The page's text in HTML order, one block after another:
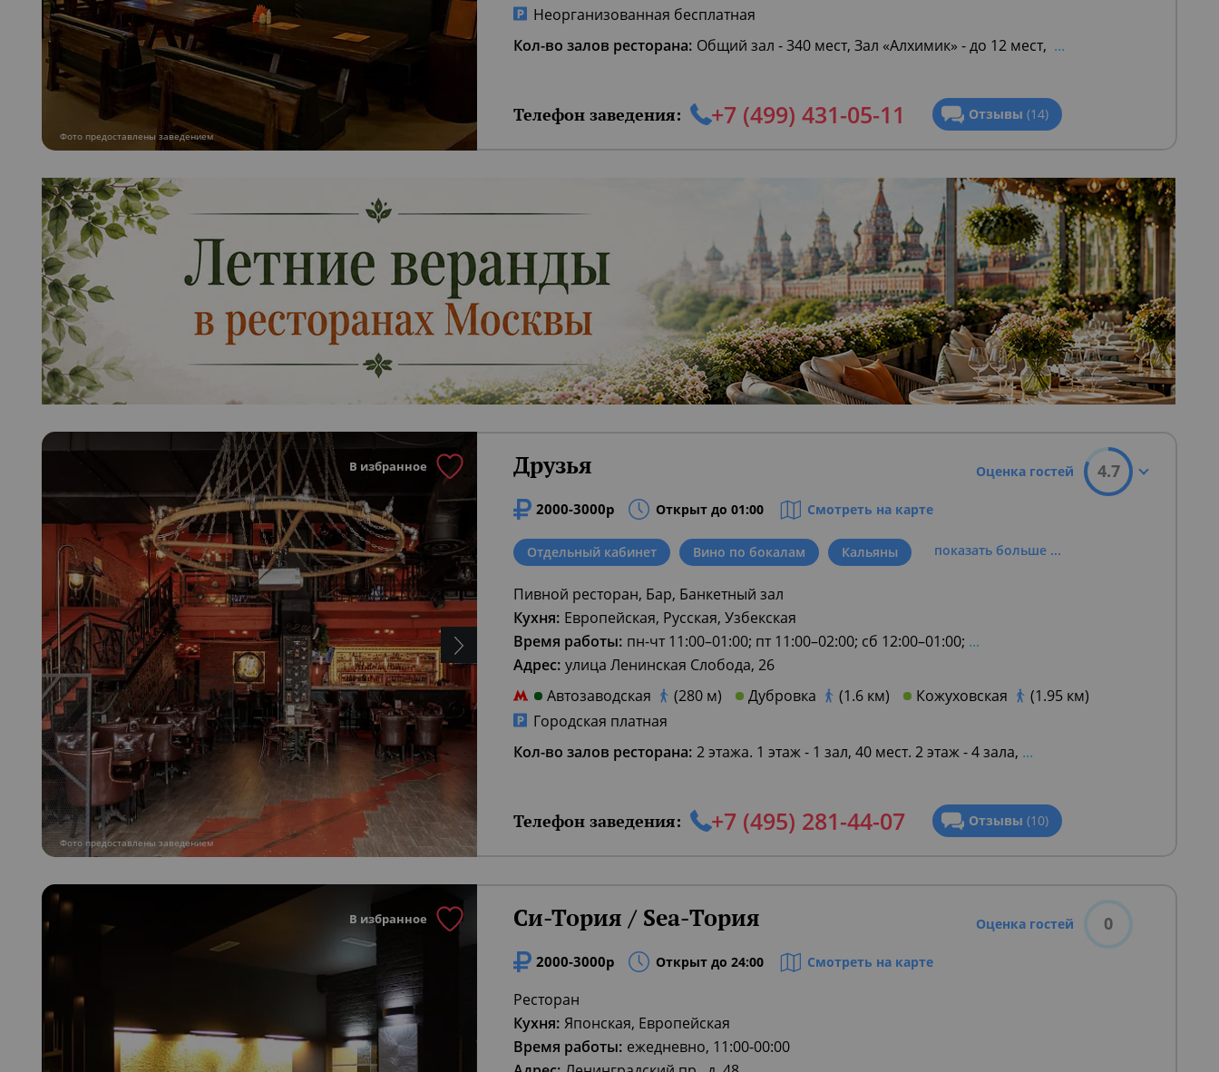
Фото предоставлены заведением
Неорганизованная бесплатная
Кол-во залов ресторана: Общий зал - 340 мест, Зал «Алхимик» - до 12 мест, ...
Телефон заведения: +7 (499) 431-05-11 Отзывы (14)
В избранное
Фото предоставлены заведением
Друзья
2000-3000р Открыт до 01:00 Смотреть на карте
Отдельный кабинет Вино по бокалам Кальяны показать больше ...
Пивной ресторан, Бар, Банкетный зал
Кухня: Европейская, Русская, Узбекская
Время работы: пн-чт 11:00–01:00; пт 11:00–02:00; сб 12:00–01:00; ...
Адрес: улица Ленинская Слобода, 26
Автозаводская
(280 м) Дубровка (1.6 км) Кожуховская
(1.95 км)
Городская платная
Кол-во залов ресторана: 2 этажа. 1 этаж - 1 зал, 40 мест. 2 этаж - 4 зала, ...
Телефон заведения: +7 (495) 281-44-07 Отзывы (10)
Оценка гостей 4.7
В избранное Си-Тория / Sea-Тория
2000-3000р Открыт до 24:00 Смотреть на карте
Ресторан
Кухня: Японская, Европейская
Время работы: ежедневно, 11:00-00:00
Оценка гостей 0